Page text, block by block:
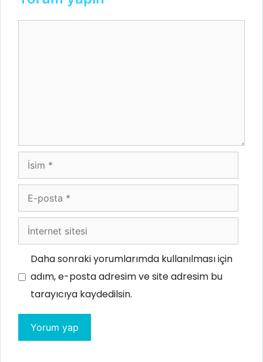
İsim
posta
İnternet
sitesi
Daha sonraki yorumlarımda kullanılması için
adım, e-posta adresim ve site adresim bu
tarayıcıya kaydedilsin.